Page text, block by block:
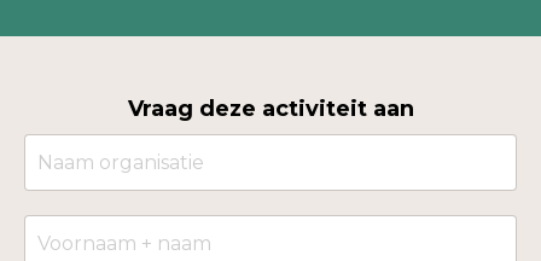
Vraag deze activiteit aan